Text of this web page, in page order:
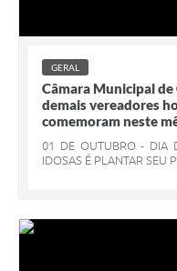
GERAL
Câmara Municipal
demais vereadores
comemoram neste
01 DE OUTUBRO - DIA
IDOSAS É PLANTAR SEU